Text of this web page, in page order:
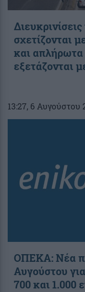
σχετίζονται
και απλήρωτα
εξετάζονται
13:27, 6 Αυγούστου
ΟΠΕΚΑ: Νέα
Αυγούστου
700 και 1.000